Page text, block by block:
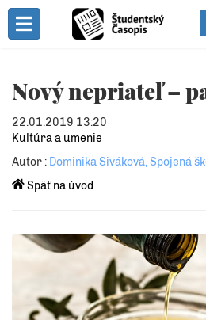
Toggle Menu
Nový nepriateľ –
22.01.2019 13:20
Kultúra a umenie
Autor : Dominika Siváková, Spojená
Späť na úvod